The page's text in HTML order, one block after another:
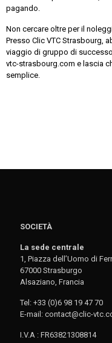
pagando.
Non cercare oltre per il
Presso Clic VTC Strasbourg,
viaggio di gruppo di
vtc-strasbourg.com e lascia
semplice.
SOCIETÀ
La sede centrale
1, Piazza dell’Uomo di
67000 Strasburgo
Alsaziano, Francia
Tel: +33 (0)6 98 19 47 70
E-mail: contact@clic-
I.V.A : FR63821308814